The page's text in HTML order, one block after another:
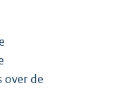
over de